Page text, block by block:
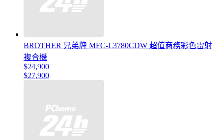
BROTHER 兄弟牌 MFC-L3780CDW 超值商務彩色雷射
複合機
$24,900
$27,900